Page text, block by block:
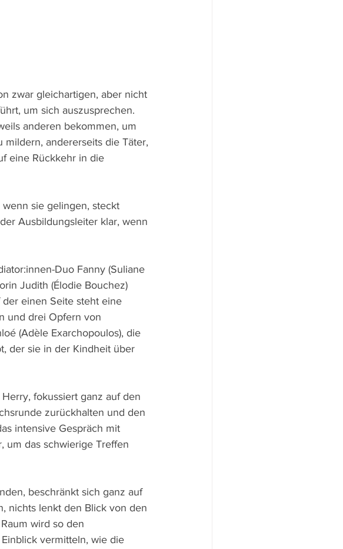
zwar gleichartigen, aber nicht
um sich auszusprechen.
anderen bekommen, um
andererseits die Täter,
eine Rückkehr in die
sie gelingen, steckt
Ausbildungsleiter klar, wenn
Duo Fanny (Suliane
Judith (Élodie Bouchez)
einen Seite steht eine
und drei Opfern von
(Adèle Exarchopoulos), die
der sie in der Kindheit über
fokussiert ganz auf den
zurückhalten und den
intensive Gespräch mit
um das schwierige Treffen
beschränkt sich ganz auf
nichts lenkt den Blick von den
wird so den
vermitteln, wie die